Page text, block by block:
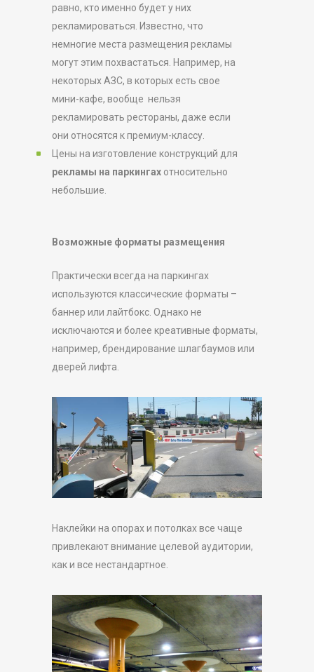
равно, кто именно будет у них
рекламироваться. Известно, что
немногие места размещения рекламы
могут этим похвастаться. Например, на
некоторых АЗС, в которых есть свое
мини-кафе, вообще нельзя
рекламировать рестораны, даже если
они относятся к премиум-классу.
Цены на изготовление конструкций для
рекламы на паркингах относительно
небольшие.
Возможные форматы размещения
Практически всегда на паркингах
используются классические форматы –
баннер или лайтбокс. Однако не
исключаются и более креативные форматы,
например, брендирование шлагбаумов или
дверей лифта.
Наклейки на опорах и потолках все чаще
привлекают внимание целевой аудитории,
как и все нестандартное.